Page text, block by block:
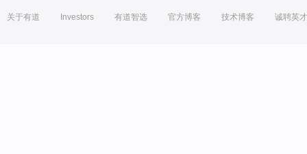
关于有道 Investors 有道智选 官方博客 技术博客 诚聘英才